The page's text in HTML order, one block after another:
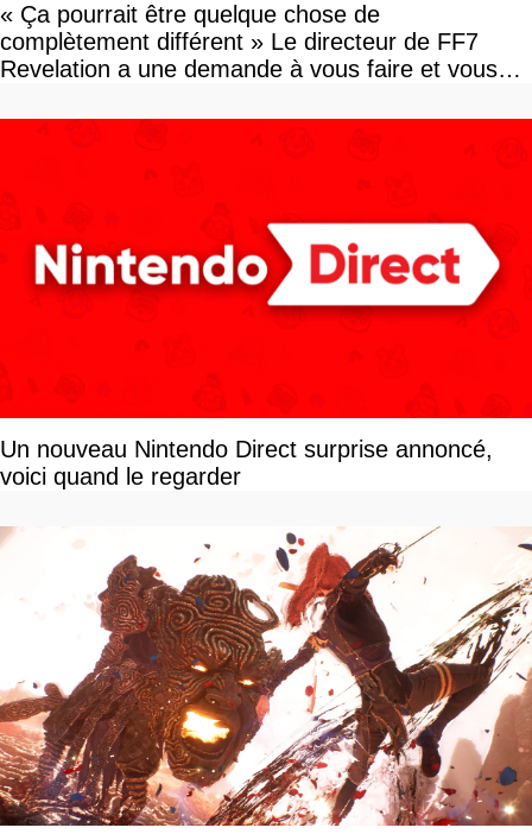
« Ça pourrait être quelque chose de
complètement différent » Le directeur de FF7
Revelation a une demande à vous faire et vous
Un nouveau Nintendo Direct surprise annoncé,
voici quand le regarder